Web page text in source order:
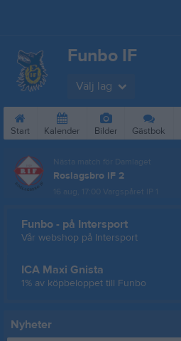
Funbo IF
Välj lag
Start Kalender Bilder Gästbok
Nästa match för Damlaget
Roslagsbro IF 2
16 aug, 17:00 Vargspåret IP 1
Funbo - på Intersport
Vår webshop på Intersport
ICA Maxi Gnista
1% av köpbeloppet till Funbo
Nyheter